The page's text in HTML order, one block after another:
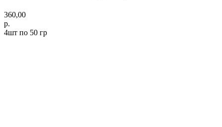
360,00
р.
4шт по 50 гр